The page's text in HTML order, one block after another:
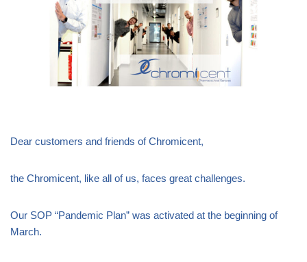
Dear customers and friends of Chromicent,
the Chromicent, like all of us, faces great challenges.
Our SOP “Pandemic Plan” was activated at the beginning of
March.